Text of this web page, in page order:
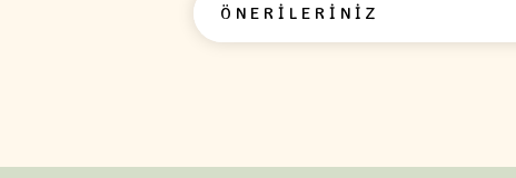
ÖNERİLERİNİZ